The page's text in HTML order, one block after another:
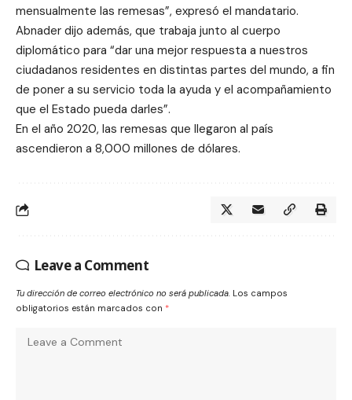
mensualmente las remesas”, expresó el mandatario.
Abnader dijo además, que trabaja junto al cuerpo
diplomático para “dar una mejor respuesta a nuestros
ciudadanos residentes en distintas partes del mundo, a fin
de poner a su servicio toda la ayuda y el acompañamiento
que el Estado pueda darles”.
En el año 2020, las remesas que llegaron al país
ascendieron a 8,000 millones de dólares.
Leave a Comment
Tu dirección de correo electrónico no será publicada. Los campos
obligatorios están marcados con *